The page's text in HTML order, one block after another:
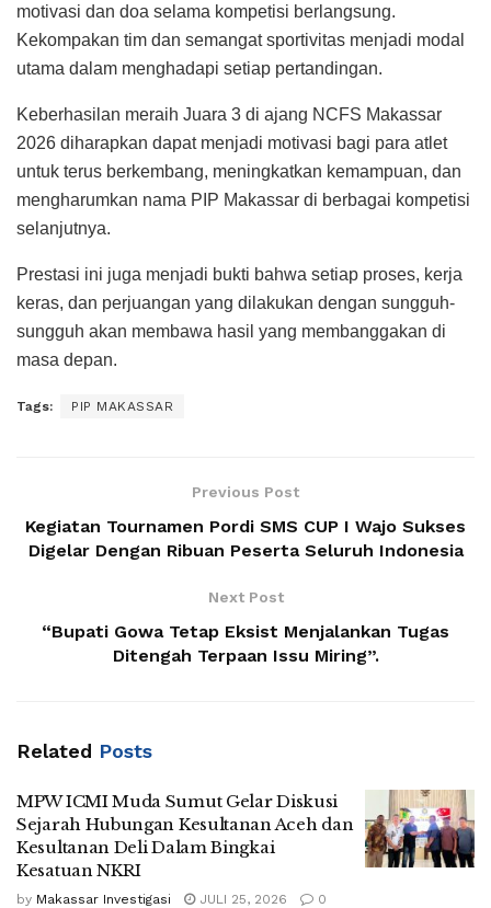
motivasi dan doa selama kompetisi berlangsung.
Kekompakan tim dan semangat sportivitas menjadi modal
utama dalam menghadapi setiap pertandingan.
Keberhasilan meraih Juara 3 di ajang NCFS Makassar
2026 diharapkan dapat menjadi motivasi bagi para atlet
untuk terus berkembang, meningkatkan kemampuan, dan
mengharumkan nama PIP Makassar di berbagai kompetisi
selanjutnya.
Prestasi ini juga menjadi bukti bahwa setiap proses, kerja
keras, dan perjuangan yang dilakukan dengan sungguh-
sungguh akan membawa hasil yang membanggakan di
masa depan.
Tags: PIP MAKASSAR
Previous Post
Kegiatan Tournamen Pordi SMS CUP I Wajo Sukses
Digelar Dengan Ribuan Peserta Seluruh Indonesia
Next Post
“Bupati Gowa Tetap Eksist Menjalankan Tugas
Ditengah Terpaan Issu Miring”.
Related Posts
MPW ICMI Muda Sumut Gelar Diskusi
Sejarah Hubungan Kesultanan Aceh dan
Kesultanan Deli Dalam Bingkai
Kesatuan NKRI
by Makassar Investigasi JULI 25, 2026 0